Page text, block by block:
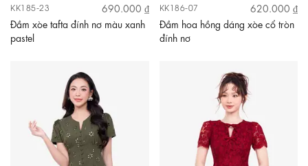
KK185-23
690.000 ₫
Đầm xòe tafta đính nơ màu xanh
pastel
KK186-07
620.000 ₫
Đầm hoa hồng dáng xòe cổ tròn
đính nơ